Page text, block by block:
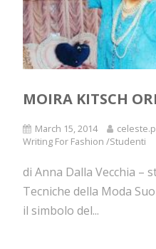
MOIRA KITSCH
March 15, 2014
Writing For Fashion /Studenti
di Anna Dalla Vecchia –
Tecniche della Moda
il simbolo del...